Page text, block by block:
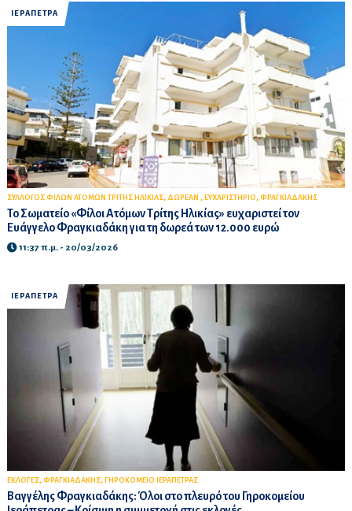
ΙΕΡΑΠΕΤΡΑ
ΣΥΛΛΟΓΟΣ ΦΙΛΩΝ ΑΤΟΜΩΝ ΤΡΙΤΗΣ ΗΛΙΚΙΑΣ, ΔΩΡΕΑΝ , ΕΥΧΑΡΙΣΤΗΡΙΟ, ΦΡΑΓΚΙΑΔΑΚΗΣ
Το Σωματείο «Φίλοι Ατόμων Τρίτης Ηλικίας» ευχαριστεί τον
Ευάγγελο Φραγκιαδάκη για τη δωρεά των 12.000 ευρώ
11:37 π.μ. - 20/03/2026
ΙΕΡΑΠΕΤΡΑ
ΕΚΛΟΓΕΣ, ΦΡΑΓΚΙΑΔΑΚΗΣ, ΓΗΡΟΚΟΜΕΙΟ ΙΕΡΑΠΕΤΡΑΣ
Βαγγέλης Φραγκιαδάκης: Όλοι στο πλευρό του Γηροκομείου